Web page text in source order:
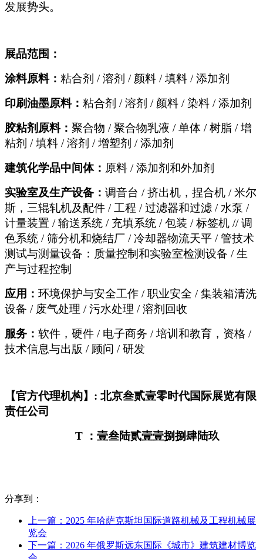
发展势头。
展品范围：
涂料原料： 粘合剂 / 溶剂 / 颜料 / 填料 / 添加剂
印刷油墨原料： 粘合剂 / 溶剂 / 颜料 / 染料 / 添加剂
胶粘剂原料： 聚合物 / 聚合物乳液 / 单体 / 树脂 / 增
粘剂 / 填料 / 溶剂 / 增塑剂 / 添加剂
建筑化学品中间体： 原料 / 添加剂和外加剂
实验室及生产设备： 调音台 / 挤出机，捏合机 / 米尔
斯，三辊轧机及配件 / 工程 / 过滤器和过滤 / 水泵 /
计量装置 / 输送系统 / 充填系统 / 包装 / 标签机 // 调
色系统 / 筛分机和烧结厂 / 冷却器物流天平 / 管技术
测试与测量设备：质量控制和实验室检测设备 / 生
产与过程控制
应用： 环境保护与安全工作 / 职业安全 / 集装箱清洗
设备 / 废气处理 / 污水处理 / 溶剂回收
服务： 软件，硬件 / 电子商务 / 培训和教育，资格 /
技术信息与出版 / 顾问 / 研发
【官方代理机构】: 北京叁贰壹零时代国际展览有限
责任公司
T
：壹叁陆贰壹壹捌捌肆陆玖
分享到：
上一篇：2025 年哈萨克斯坦国际道路机械及工程机械展
览会
下一篇：2026 年俄罗斯远东国际《城市》建筑建材博览